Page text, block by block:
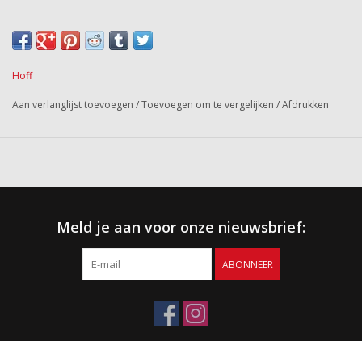
Hoff
Aan verlanglijst toevoegen /Toevoegen om te vergelijken /Afdrukken
Meld je aan voor onze nieuwsbrief:
ABONNEER